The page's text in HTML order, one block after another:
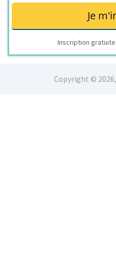
Je
Inscription
Copyright ©